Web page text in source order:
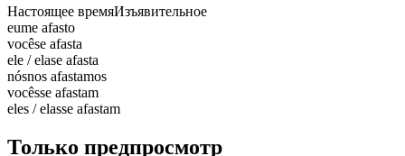
Настоящее времяИзъявительное
eume afasto
vocêse afasta
ele / elase afasta
nósnos afastamos
vocêsse afastam
eles / elasse afastam
Только предпросмотр